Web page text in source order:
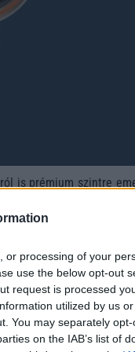
or processing of your
use the below opt-out
request is processed
utilized by us
You may separately
on the IAB’s list of
is prémium szintre
rendkívüli
legérdekesebb
kínál elfoglalt
játékosabbá és
de többperces